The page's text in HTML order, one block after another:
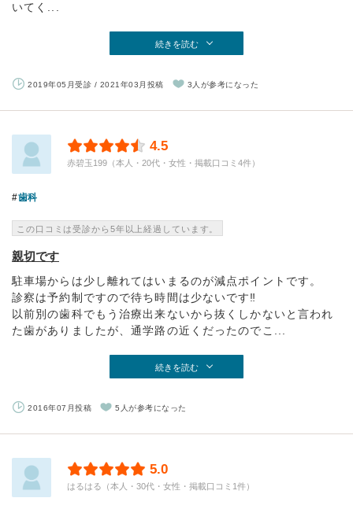
いてく...
続きを読む
2019年05月受診 / 2021年03月投稿 3人が参考になった
4.5
赤碧玉199（本人・20代・女性・掲載口コミ4件）
歯科
この口コミは受診から5年以上経過しています。
親切です
駐車場からは少し離れてはいまるのが減点ポイントです。
診察は予約制ですので待ち時間は少ないです‼
以前別の歯科でもう治療出来ないから抜くしかないと言われ
た歯がありましたが、通学路の近くだったのでこ...
続きを読む
2016年07月投稿 5人が参考になった
5.0
はるはる（本人・30代・女性・掲載口コミ1件）